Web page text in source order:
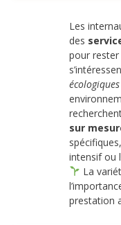
Les
des
pour rester
écologiques
sur
intensif ou
La
prestation